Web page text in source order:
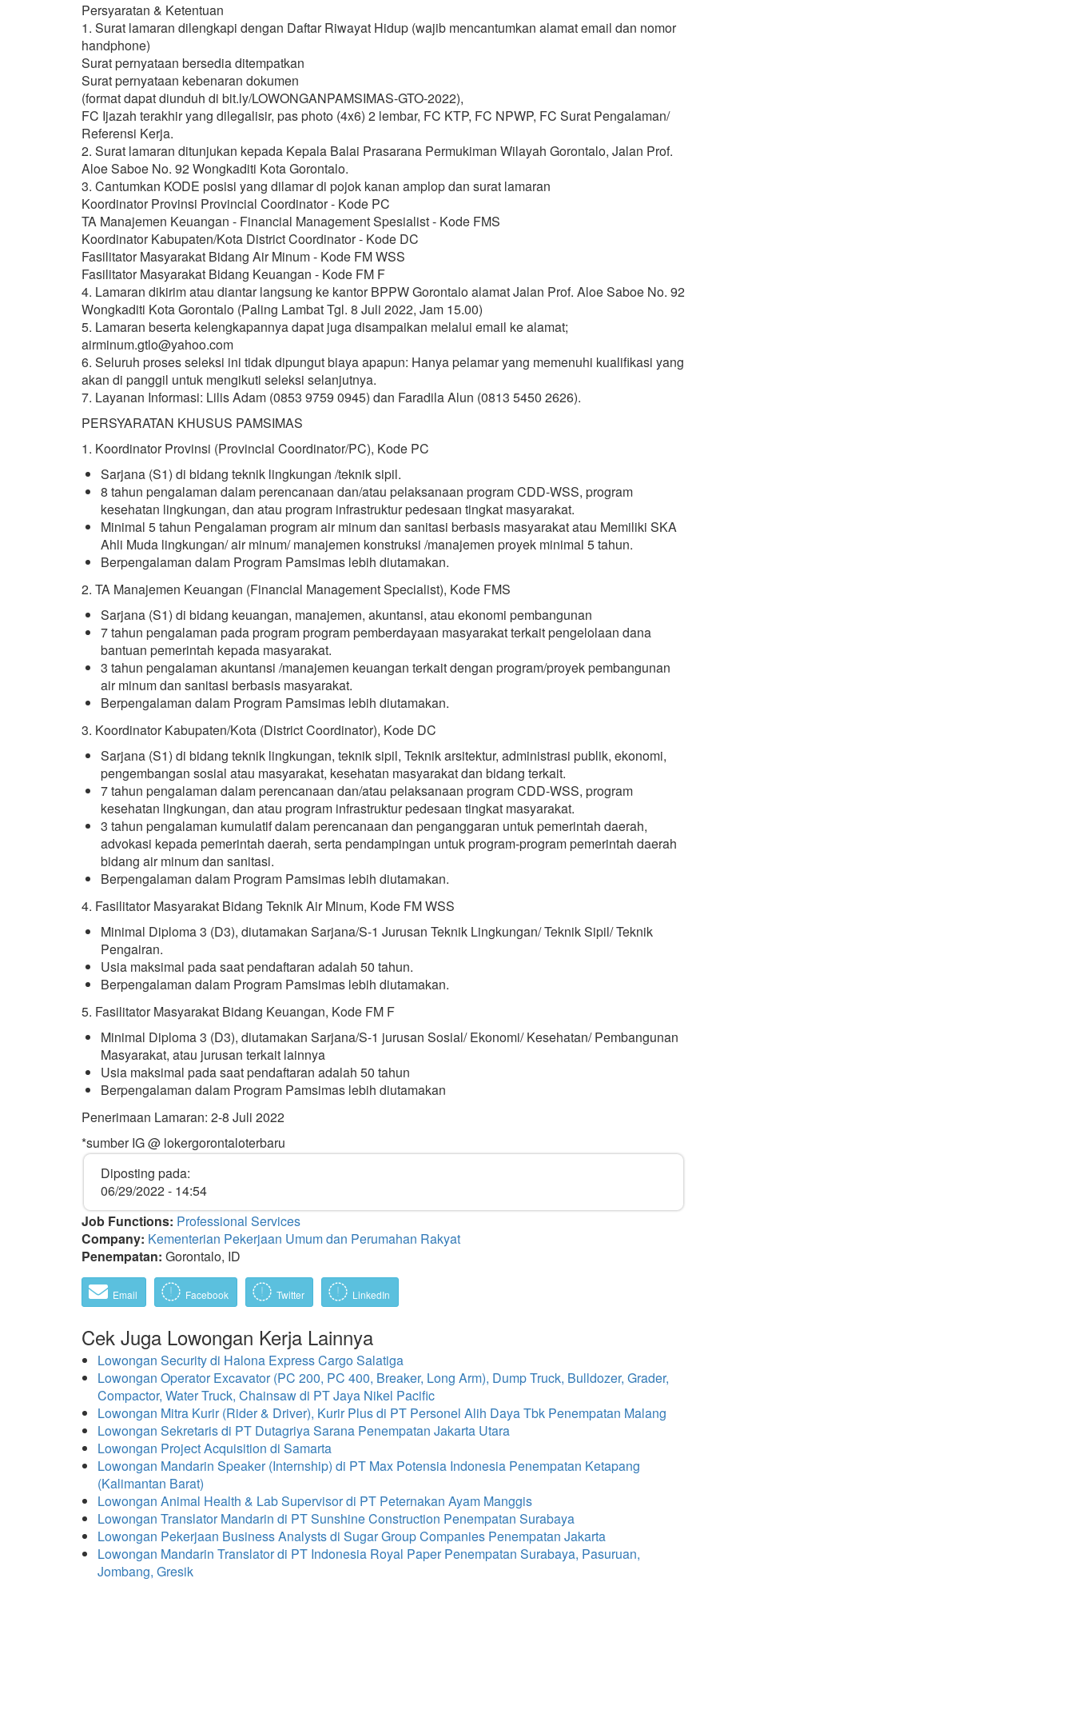
Persyaratan & Ketentuan
1. Surat lamaran dilengkapi dengan Daftar Riwayat Hidup (wajib mencantumkan alamat email dan nomor
handphone)
Surat pernyataan bersedia ditempatkan
Surat pernyataan kebenaran dokumen
(format dapat diunduh di bit.ly/LOWONGANPAMSIMAS-GTO-2022),
FC Ijazah terakhir yang dilegalisir, pas photo (4x6) 2 lembar, FC KTP, FC NPWP, FC Surat Pengalaman/
Referensi Kerja.
2. Surat lamaran ditunjukan kepada Kepala Balai Prasarana Permukiman Wilayah Gorontalo, Jalan Prof.
Aloe Saboe No. 92 Wongkaditi Kota Gorontalo.
3. Cantumkan KODE posisi yang dilamar di pojok kanan amplop dan surat lamaran
Koordinator Provinsi Provincial Coordinator - Kode PC
TA Manajemen Keuangan - Financial Management Spesialist - Kode FMS
Koordinator Kabupaten/Kota District Coordinator - Kode DC
Fasilitator Masyarakat Bidang Air Minum - Kode FM WSS
Fasilitator Masyarakat Bidang Keuangan - Kode FM F
4. Lamaran dikirim atau diantar langsung ke kantor BPPW Gorontalo alamat Jalan Prof. Aloe Saboe No. 92
Wongkaditi Kota Gorontalo (Paling Lambat Tgl. 8 Juli 2022, Jam 15.00)
5. Lamaran beserta kelengkapannya dapat juga disampaikan melalui email ke alamat;
airminum.gtlo@yahoo.com
6. Seluruh proses seleksi ini tidak dipungut biaya apapun: Hanya pelamar yang memenuhi kualifikasi yang
akan di panggil untuk mengikuti seleksi selanjutnya.
7. Layanan Informasi: Lilis Adam (0853 9759 0945) dan Faradila Alun (0813 5450 2626).
PERSYARATAN KHUSUS PAMSIMAS
1. Koordinator Provinsi (Provincial Coordinator/PC), Kode PC
Sarjana (S1) di bidang teknik lingkungan /teknik sipil.
8 tahun pengalaman dalam perencanaan dan/atau pelaksanaan program CDD-WSS, program
kesehatan lingkungan, dan atau program infrastruktur pedesaan tingkat masyarakat.
Minimal 5 tahun Pengalaman program air minum dan sanitasi berbasis masyarakat atau Memiliki SKA
Ahli Muda lingkungan/ air minum/ manajemen konstruksi /manajemen proyek minimal 5 tahun.
Berpengalaman dalam Program Pamsimas lebih diutamakan.
2. TA Manajemen Keuangan (Financial Management Specialist), Kode FMS
Sarjana (S1) di bidang keuangan, manajemen, akuntansi, atau ekonomi pembangunan
7 tahun pengalaman pada program program pemberdayaan masyarakat terkait pengelolaan dana
bantuan pemerintah kepada masyarakat.
3 tahun pengalaman akuntansi /manajemen keuangan terkait dengan program/proyek pembangunan
air minum dan sanitasi berbasis masyarakat.
Berpengalaman dalam Program Pamsimas lebih diutamakan.
3. Koordinator Kabupaten/Kota (District Coordinator), Kode DC
Sarjana (S1) di bidang teknik lingkungan, teknik sipil, Teknik arsitektur, administrasi publik, ekonomi,
pengembangan sosial atau masyarakat, kesehatan masyarakat dan bidang terkait.
7 tahun pengalaman dalam perencanaan dan/atau pelaksanaan program CDD-WSS, program
kesehatan lingkungan, dan atau program infrastruktur pedesaan tingkat masyarakat.
3 tahun pengalaman kumulatif dalam perencanaan dan penganggaran untuk pemerintah daerah,
advokasi kepada pemerintah daerah, serta pendampingan untuk program-program pemerintah daerah
bidang air minum dan sanitasi.
Berpengalaman dalam Program Pamsimas lebih diutamakan.
4. Fasilitator Masyarakat Bidang Teknik Air Minum, Kode FM WSS
Minimal Diploma 3 (D3), diutamakan Sarjana/S-1 Jurusan Teknik Lingkungan/ Teknik Sipil/ Teknik
Pengairan.
Usia maksimal pada saat pendaftaran adalah 50 tahun.
Berpengalaman dalam Program Pamsimas lebih diutamakan.
5. Fasilitator Masyarakat Bidang Keuangan, Kode FM F
Minimal Diploma 3 (D3), diutamakan Sarjana/S-1 jurusan Sosial/ Ekonomi/ Kesehatan/ Pembangunan
Masyarakat, atau jurusan terkait lainnya
Usia maksimal pada saat pendaftaran adalah 50 tahun
Berpengalaman dalam Program Pamsimas lebih diutamakan
Penerimaan Lamaran: 2-8 Juli 2022
*sumber IG @ lokergorontaloterbaru
Diposting pada:
06/29/2022 - 14:54
Job Functions: Professional Services
Company: Kementerian Pekerjaan Umum dan Perumahan Rakyat
Penempatan: Gorontalo, ID
Email Facebook Twitter LinkedIn
Cek Juga Lowongan Kerja Lainnya
Lowongan Security di Halona Express Cargo Salatiga
Lowongan Operator Excavator (PC 200, PC 400, Breaker, Long Arm), Dump Truck, Bulldozer, Grader,
Compactor, Water Truck, Chainsaw di PT Jaya Nikel Pacific
Lowongan Mitra Kurir (Rider & Driver), Kurir Plus di PT Personel Alih Daya Tbk Penempatan Malang
Lowongan Sekretaris di PT Dutagriya Sarana Penempatan Jakarta Utara
Lowongan Project Acquisition di Samarta
Lowongan Mandarin Speaker (Internship) di PT Max Potensia Indonesia Penempatan Ketapang
(Kalimantan Barat)
Lowongan Animal Health & Lab Supervisor di PT Peternakan Ayam Manggis
Lowongan Translator Mandarin di PT Sunshine Construction Penempatan Surabaya
Lowongan Pekerjaan Business Analysts di Sugar Group Companies Penempatan Jakarta
Lowongan Mandarin Translator di PT Indonesia Royal Paper Penempatan Surabaya, Pasuruan,
Jombang, Gresik